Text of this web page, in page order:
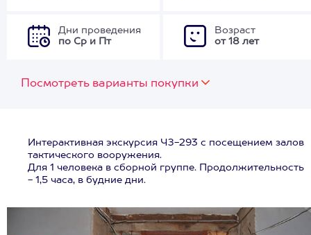
Дни проведения
по Ср и Пт
Возраст
от 18 лет
Посмотреть варианты покупки
Интерактивная экскурсия ЧЗ-293 с посещением залов
тактического вооружения.
Для 1 человека в сборной группе. Продолжительность
- 1,5 часа, в будние дни.